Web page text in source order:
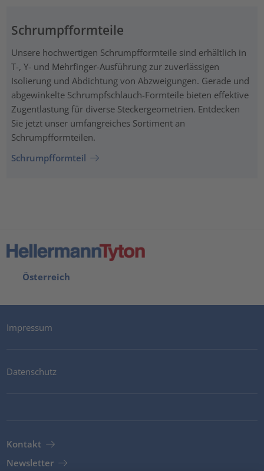
Schrumpfformteile
Unsere hochwertigen Schrumpfformteile sind erhältlich in
T-, Y- und Mehrfinger-Ausführung zur zuverlässigen
Isolierung und Abdichtung von Abzweigungen. Gerade und
abgewinkelte Schrumpfschlauch-Formteile bieten effektive
Zugentlastung für diverse Steckergeometrien. Entdecken
Sie jetzt unser umfangreiches Sortiment an
Schrumpfformteilen.
Schrumpfformteil
Österreich
Impressum
Datenschutz
Kontakt
Newsletter